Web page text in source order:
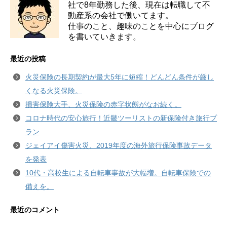
社で8年勤務した後、現在は転職して不
動産系の会社で働いてます。
仕事のこと、趣味のことを中心にブログ
を書いていきます。
最近の投稿
火災保険の長期契約が最大5年に短縮！どんどん条件が厳し
くなる火災保険。
損害保険大手、火災保険の赤字状態がなお続く。
コロナ時代の安心旅行！近畿ツーリストの新保険付き旅行プ
ラン
ジェイアイ傷害火災、2019年度の海外旅行保険事故データ
を発表
10代・高校生による自転車事故が大幅増。自転車保険での
備えを。
最近のコメント